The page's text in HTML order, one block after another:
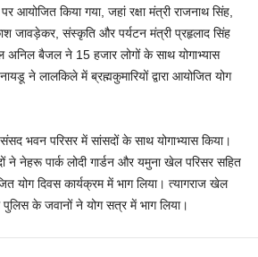
आयोजित किया गया, जहां रक्षा मंत्री राजनाथ सिंह,
जावड़ेकर, संस्‍कृति और पर्यटन मंत्री प्रहृलाद सिंह
अनिल बैजल ने 15 हजार लोगों के साथ योगाभ्‍यास
ने लालकिले में ब्रह्मकुमारियों द्वारा आयोजित योग
भवन परिसर में सांसदों के साथ योगाभ्‍यास किया।
ने नेहरू पार्क लोदी गार्डन और यमुना खेल परिसर सहित
योग दिवस कार्यक्रम में भाग लिया। त्‍यागराज खेल
के जवानों ने योग सत्र में भाग लिया।